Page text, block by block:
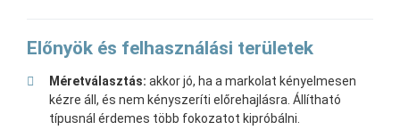
Előnyök és felhasználási területek
Méretválasztás: akkor jó, ha a markolat kényelmesen
kézre áll, és nem kényszeríti előrehajlásra. Állítható
típusnál érdemes több fokozatot kipróbálni.